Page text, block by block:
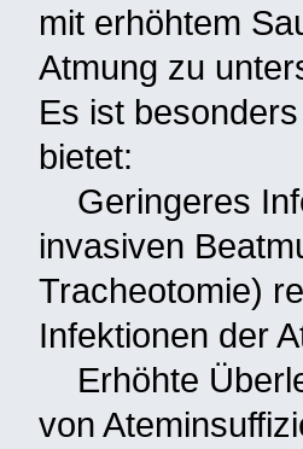
mit erhöhtem
Atmung zu
Es ist
bietet:
Geringeres
invasiven
Tracheotomie)
Infektionen der
Erhöhte
von